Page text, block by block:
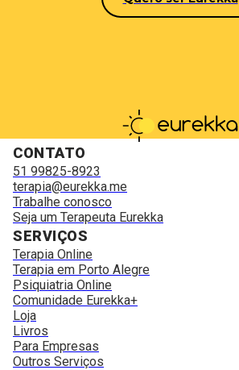
CONTATO
51 99825-8923
terapia@eurekka.me
Trabalhe conosco
Seja um Terapeuta Eurekka
SERVIÇOS
Terapia Online
Terapia em Porto Alegre
Psiquiatria Online
Comunidade Eurekka+
Loja
Livros
Para Empresas
Outros Serviços